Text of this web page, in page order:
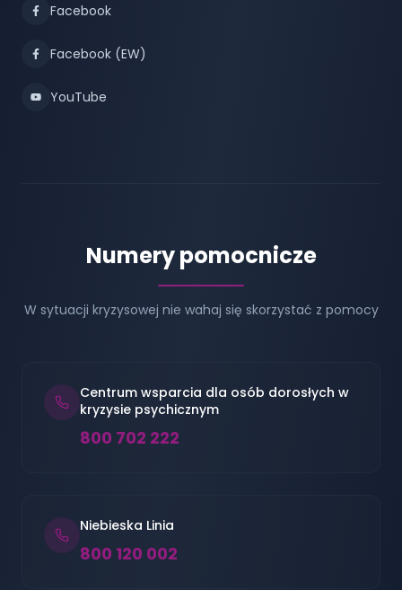
Facebook
Facebook (EW)
YouTube
Numery pomocnicze
W sytuacji kryzysowej nie wahaj się skorzystać z pomocy
Centrum wsparcia dla osób dorosłych w
kryzysie psychicznym
800 702 222
Niebieska Linia
800 120 002